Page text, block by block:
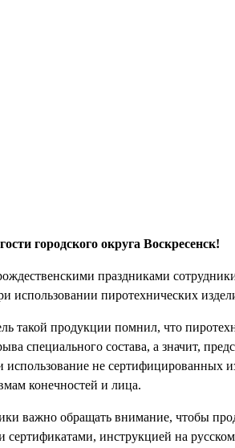
городского округа Воскресенск!
праздниками
использовании пиротехнических
такой продукции помнил, что
специального состава, а значит,
использование не сертифицированных
конечностей и лица.
важно обращать внимание, чтобы
сертификатами, инструкцией на